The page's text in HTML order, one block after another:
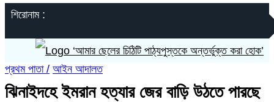
শিরোনাম :
‘আমার ছেলের চিঠিটি পাঠ্যপুস্তকে অন্তর্ভুক্ত করা হোক’
প্রথম পাতা / আইন আদালত
ঝিনাইদহে ইমরান হত্যার জের বাড়ি উঠতে পারছে